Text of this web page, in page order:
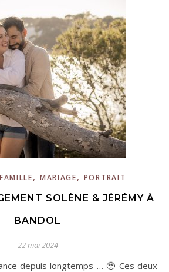
FAMILLE, MARIAGE, PORTRAIT
SOLÈNE & JÉRÉMY À
BANDOL
22 mai 2024